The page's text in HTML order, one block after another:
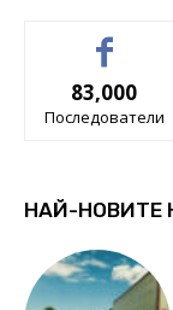
83,000
Последователи
НАЙ-НОВИТЕ